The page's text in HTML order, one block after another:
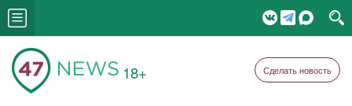
18+ Сделать новость